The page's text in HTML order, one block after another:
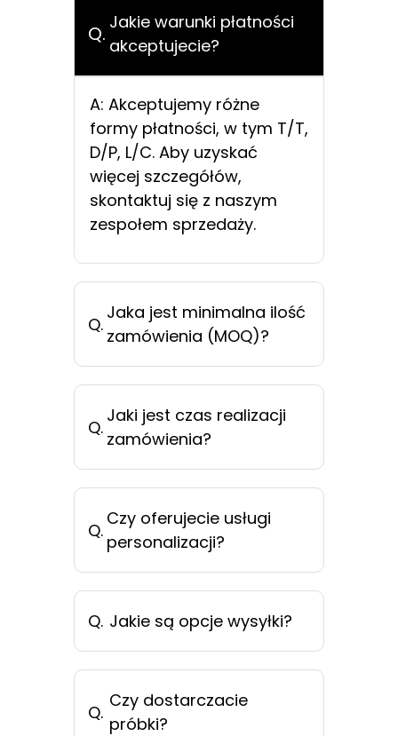
Q. Jakie warunki płatności
akceptujecie?
A: Akceptujemy różne
formy płatności, w tym T/T,
D/P, L/C. Aby uzyskać
więcej szczegółów,
skontaktuj się z naszym
zespołem sprzedaży.
Q.
Jaka jest minimalna ilość
zamówienia (MOQ)?
Q.
Jaki jest czas realizacji
zamówienia?
Q.
Czy oferujecie usługi
personalizacji?
Q. Jakie są opcje wysyłki?
Q.
Czy dostarczacie
próbki?